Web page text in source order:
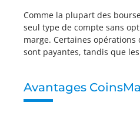
Comme la plupart des
seul type de compte sans
marge. Certaines
sont payantes, tandis que
Avantages